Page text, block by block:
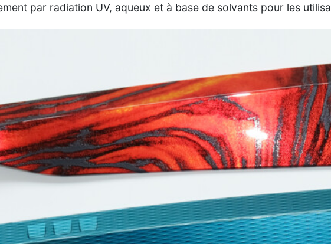
par radiation UV, aqueux et à base de solvants pour les